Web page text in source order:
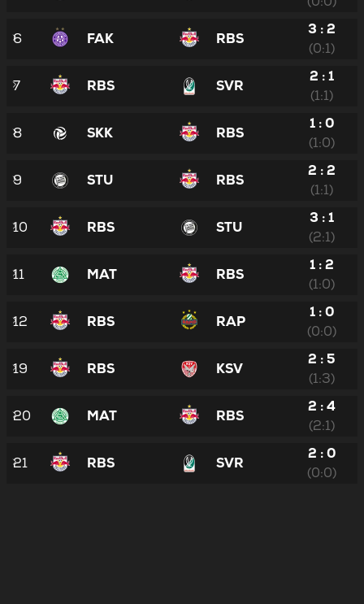
6 FAK RBS
3 : 2
(0:1)
7 RBS SVR
2 : 1
(1:1)
8 SKK RBS
1 : 0
(1:0)
9 STU RBS
2 : 2
(1:1)
10 RBS STU
3 : 1
(2:1)
11 MAT RBS
1 : 2
(1:0)
12 RBS RAP
1 : 0
(0:0)
19 RBS KSV
2 : 5
(1:3)
20 MAT RBS
2 : 4
(2:1)
21 RBS SVR
2 : 0
(0:0)